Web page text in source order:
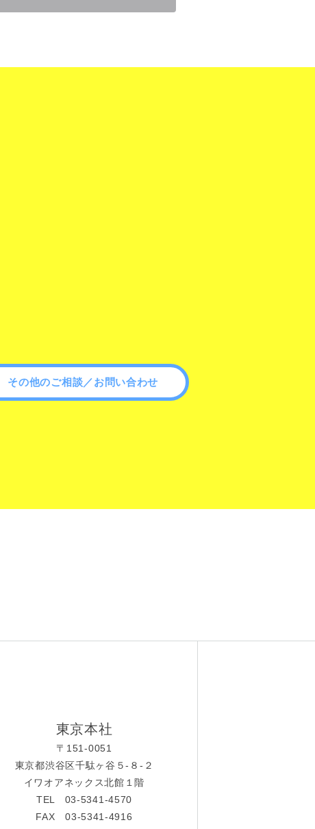
その他のご相談／お問い合わせ
東京本社
〒151-0051
東京都渋谷区千駄ヶ谷５-８-２
イワオアネックス北館１階
TEL 03-5341-4570
FAX 03-5341-4916